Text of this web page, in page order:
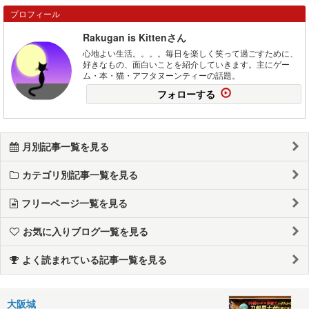
プロフィール
Rakugan is Kittenさん
心地よい生活。。。。毎日を楽しく笑って過ごすために、
好きなもの、面白いことを紹介していきます。主にゲー
ム・本・猫・アフタヌーンティーの話題。
フォローする
月別記事一覧を見る
カテゴリ別記事一覧を見る
フリーページ一覧を見る
お気に入りブログ一覧を見る
よく読まれている記事一覧を見る
大阪城